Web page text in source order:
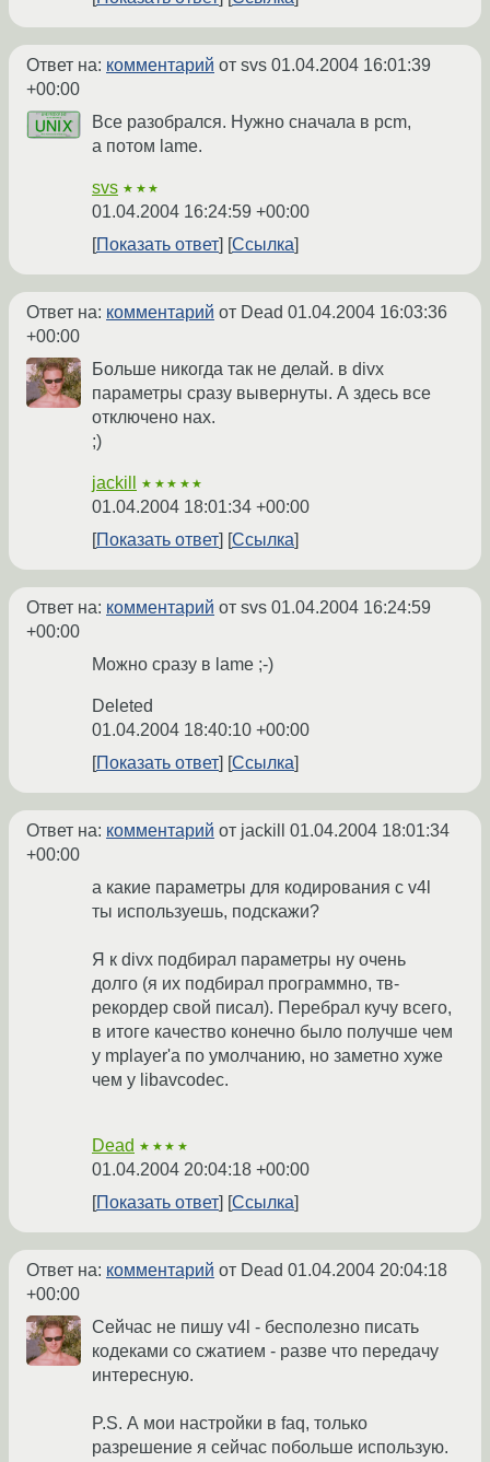
Ответ на: комментарий от svs 01.04.2004 16:01:39
+00:00
Все разобрался. Нужно сначала в pcm,
а потом lame.
svs ★★★
01.04.2004 16:24:59 +00:00
Показать ответ
Ссылка
Ответ на: комментарий от Dead 01.04.2004 16:03:36
+00:00
Больше никогда так не делай. в divx
параметры сразу вывернуты. А здесь все
отключено нах.
;)
jackill ★★★★★
01.04.2004 18:01:34 +00:00
Показать ответ
Ссылка
Ответ на: комментарий от svs 01.04.2004 16:24:59
+00:00
Можно сразу в lame ;-)
Deleted
01.04.2004 18:40:10 +00:00
Показать ответ
Ссылка
Ответ на: комментарий от jackill 01.04.2004 18:01:34
+00:00
а какие параметры для кодирования с v4l
ты используешь, подскажи?
Я к divx подбирал параметры ну очень
долго (я их подбирал программно, тв-
рекордер свой писал). Перебрал кучу всего,
в итоге качество конечно было получше чем
у mplayer'a по умолчанию, но заметно хуже
чем у libavcodec.
Dead ★★★★
01.04.2004 20:04:18 +00:00
Показать ответ
Ссылка
Ответ на: комментарий от Dead 01.04.2004 20:04:18
+00:00
Сейчас не пишу v4l - бесполезно писать
кодеками со сжатием - разве что передачу
интересную.
P.S. А мои настройки в faq, только
разрешение я сейчас побольше использую.